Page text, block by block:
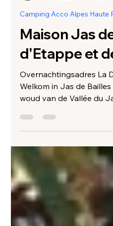
12 nov 2025
1 minuten
Camping Acco Alpes Haute
Maison Jas
d'Etappe et
Welkom in Jas de Bailles Een accommodatie in het